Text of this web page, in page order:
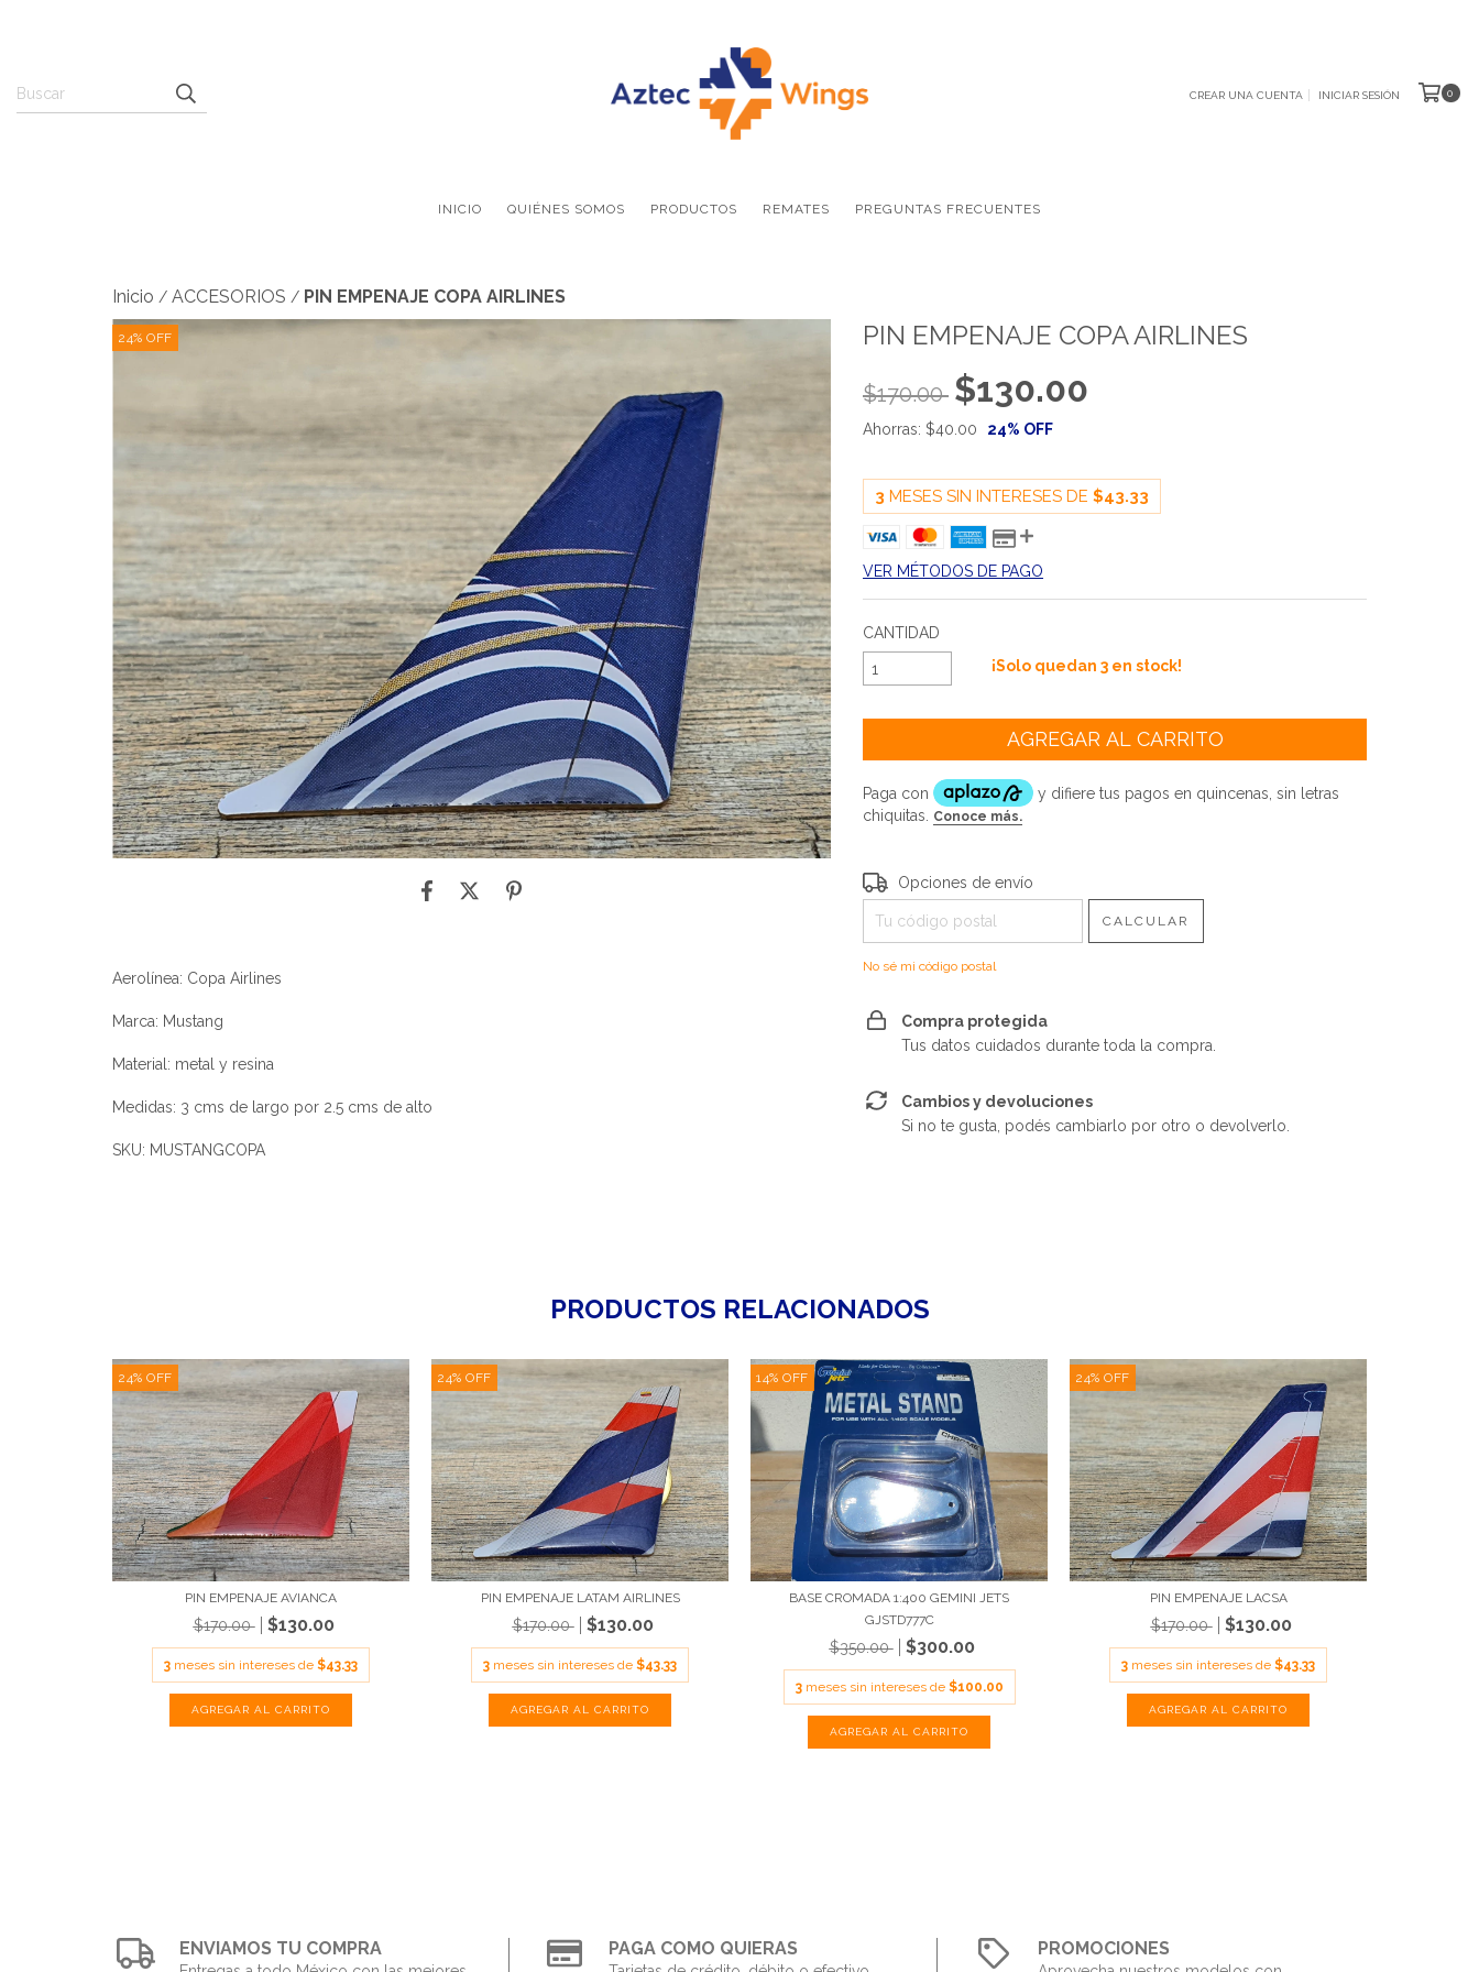
CREAR UNA CUENTA INICIAR SESIÓN 0
INICIO QUIÉNES SOMOS PRODUCTOS REMATES PREGUNTAS FRECUENTES
Inicio / ACCESORIOS / PIN EMPENAJE COPA AIRLINES
24% OFF
Aerolínea: Copa Airlines
Marca: Mustang
Material: metal y resina
Medidas: 3 cms de largo por 2.5 cms de alto
SKU: MUSTANGCOPA
PIN EMPENAJE COPA AIRLINES
$170.00 $130.00
Ahorras: $40.00 24% OFF
3 MESES SIN INTERESES DE$43.33
VER MÉTODOS DE PAGO
CANTIDAD
¡Solo quedan3 en stock!
Entregas para el CP:
Opciones de envío
CALCULAR
No sé mi código postal
Compra protegida
Tus datos cuidados durante toda la compra.
Cambios y devoluciones
Si no te gusta, podés cambiarlo por otro o devolverlo.
PRODUCTOS RELACIONADOS
24% OFF
PIN EMPENAJE AVIANCA
$170.00 $130.00
3 meses sin intereses de $43.33
24% OFF
PIN EMPENAJE LATAM AIRLINES
$170.00 $130.00
3 meses sin intereses de $43.33
14% OFF
BASE CROMADA 1:400 GEMINI JETS
GJSTD777C
$350.00 $300.00
3 meses sin intereses de $100.00
24% OFF
PIN EMPENAJE LACSA
$170.00 $130.00
3 meses sin intereses de $43.33
ENVIAMOS TU COMPRA PAGA COMO QUIERAS PROMOCIONES